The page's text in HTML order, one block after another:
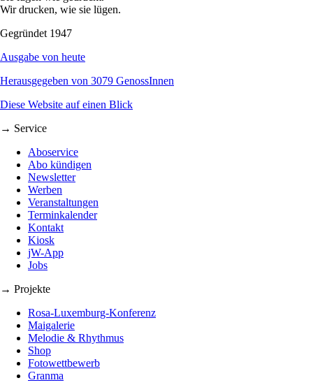
Wir drucken, wie sie lügen.
Gegründet 1947
Ausgabe von heute
Herausgegeben von 3079 GenossInnen
Diese Website auf einen Blick
→ Service
Aboservice
Abo kündigen
Newsletter
Werben
Veranstaltungen
Terminkalender
Kontakt
Kiosk
jW-App
Jobs
→ Projekte
Rosa-Luxemburg-Konferenz
Maigalerie
Melodie & Rhythmus
Shop
Fotowettbewerb
Granma